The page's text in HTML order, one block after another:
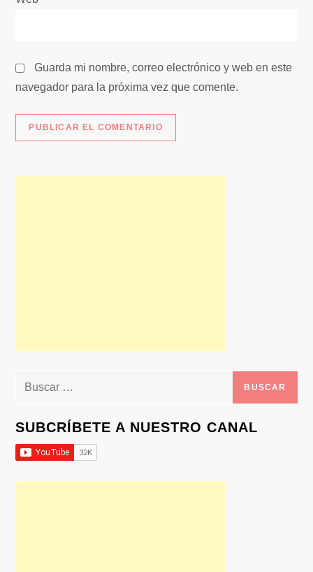
a
s
Guarda mi nombre, correo electrónico y web en este
navegador para la próxima vez que comente.
Buscar:
SUBCRÍBETE A NUESTRO CANAL